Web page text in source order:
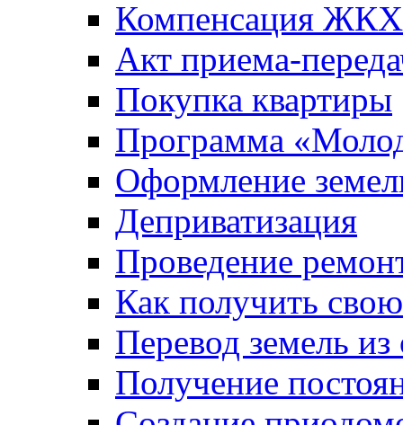
Компенсация ЖКХ
Акт приема-
Покупка квартиры
Программа
Оформление
Деприватизация
Проведение
Как получить
Перевод земель
Получение